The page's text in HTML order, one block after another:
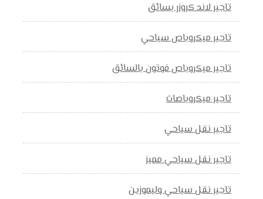
تاجير لاند كروزر بسائق
تاجير ميكروباص سياحي
تاجير ميكروباص فوتون بالسائق
تاجير ميكروباصات
تاجير نقل سياحي
تاجير نقل سياحي مميز
تاجير نقل سياحي وليموزين